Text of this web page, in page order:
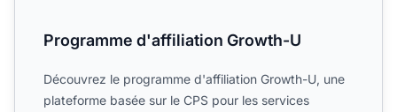
Programme d'affiliation Growth-U
Découvrez le programme d'affiliation Growth-U, une
plateforme basée sur le CPS pour les services